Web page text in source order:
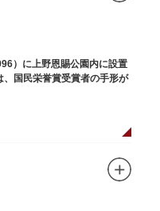
）に上野恩賜公園内に設置
国民栄誉賞受賞者の手形が